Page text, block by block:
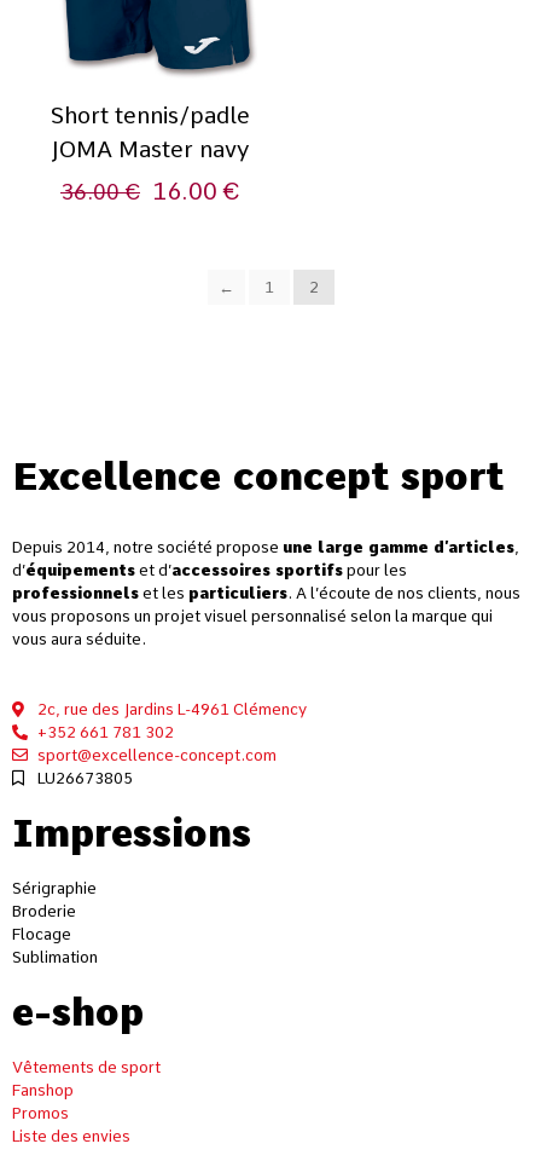
Short tennis/padle
JOMA Master navy
36.00€ 16.00€
← 1 2
Excellence concept sport
Depuis 2014, notre société propose une large gamme d’articles
d’équipements et d’accessoires sportifs pour les
professionnels et les particuliers. A l’écoute de nos clients, nous
vous proposons un projet visuel personnalisé selon la marque qui
vous aura séduite.
2c, rue des Jardins L-4961 Clémency
+352 661 781 302
sport@excellence-concept.com
LU26673805
Impressions
Sérigraphie
Broderie
Flocage
Sublimation
e-shop
Vêtements de sport
Fanshop
Promos
Liste des envies